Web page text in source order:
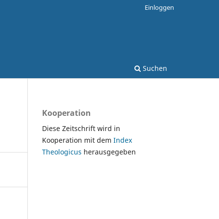
Suchen
Einloggen
Kooperation
Diese Zeitschrift wird in
Kooperation mit dem Index
Theologicus herausgegeben